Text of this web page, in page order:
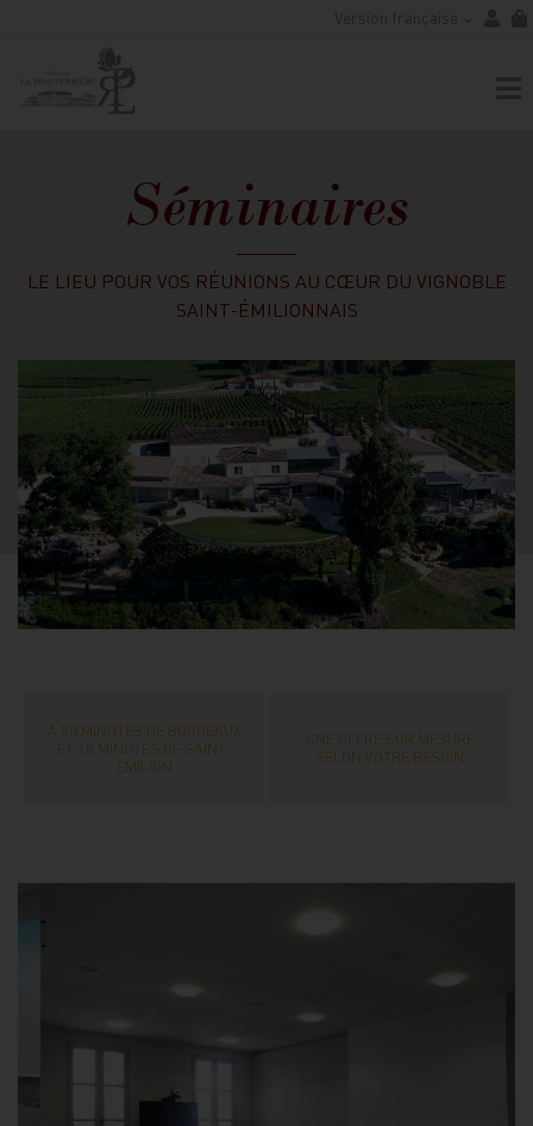
Séminaires
LE LIEU POUR VOS RÉUNIONS AU CŒUR DU VIGNOBLE
SAINT-ÉMILIONNAIS
A 50 MINUTES DE BORDEAUX
ET 15 MINUTES DE SAINT-
EMILION
UNE OFFRE SUR MESURE
SELON VOTRE BESOIN